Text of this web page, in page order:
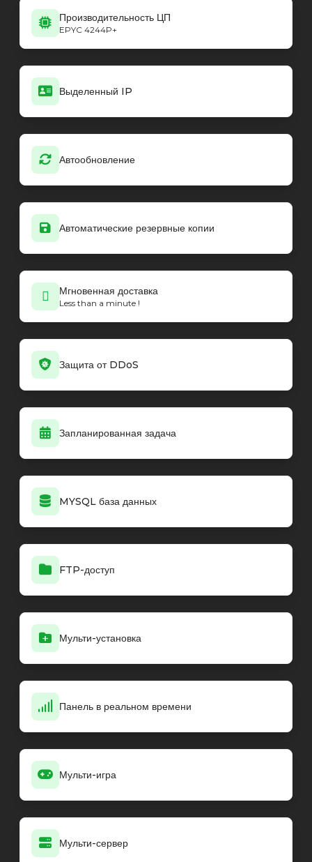
Производительность ЦП
EPYC 4244P+
Выделенный IP
Автообновление
Автоматические резервные копии
Мгновенная доставка
Less than a minute !
Защита от DDoS
Запланированная задача
MYSQL база данных
FTP-доступ
Мульти-установка
Панель в реальном времени
Мульти-игра
Мульти-сервер